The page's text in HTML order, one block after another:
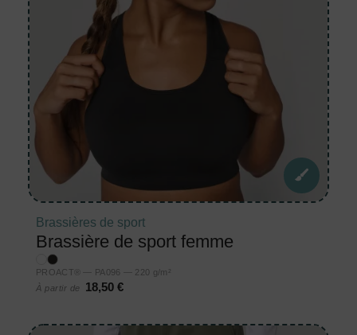
Brassières de sport
Brassière de sport femme
PROACT® — PA096 — 220 g/m²
À partir de
18,50 €